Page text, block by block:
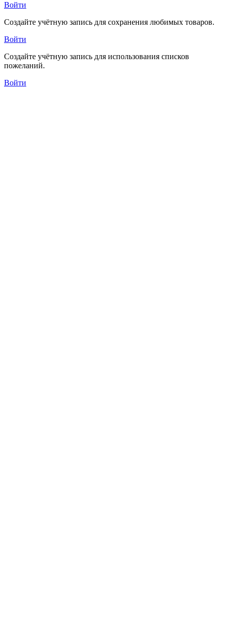
Войти
Создайте учётную запись для сохранения любимых товаров.
Войти
Создайте учётную запись для использования списков
пожеланий.
Войти